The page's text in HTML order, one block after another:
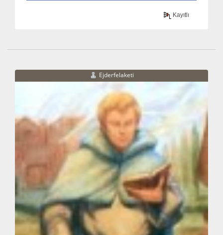
Kayıtlı
Ejderfelaketi